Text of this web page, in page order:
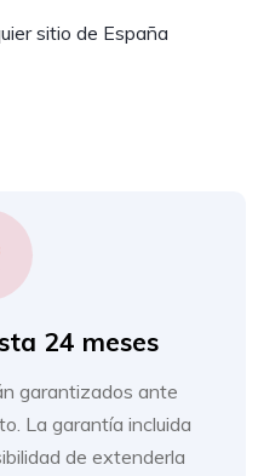
sitio de España
24 meses
garantizados ante
La garantía incluida
de extenderla